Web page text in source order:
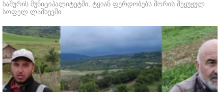
ხაშურის მუნიციპალიტეტში, ტყიან ფერდობებს შორის შეყუჟულ
სოფელ ლაშხევში